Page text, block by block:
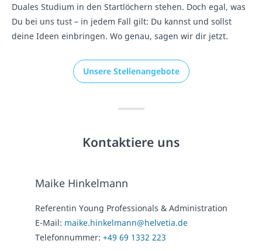
Duales Studium in den Startlöchern stehen. Doch egal, was
Du bei uns tust – in jedem Fall gilt: Du kannst und sollst
deine Ideen einbringen. Wo genau, sagen wir dir jetzt.
Unsere Stellenangebote
Kontaktiere uns
Maike Hinkelmann
Referentin Young Professionals & Administration
E-Mail: maike.hinkelmann@helvetia.de
Telefonnummer: +49 69 1332 223